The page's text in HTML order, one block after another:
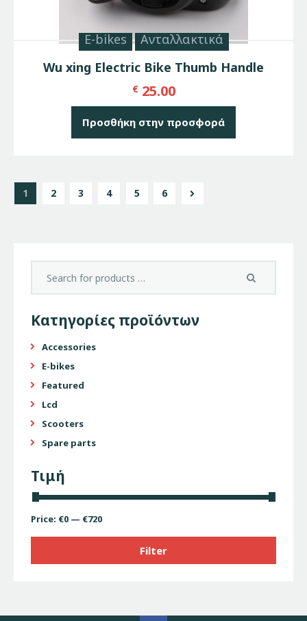
E-bikes
Ανταλλακτικά
Wu xing Electric Bike Thumb Handle
€ 25.00
Προσθήκη στην προσφορά
1 2 3 4 5 6
Κατηγορίες προϊόντων
Accessories
E-bikes
Featured
Lcd
Scooters
Spare parts
Τιμή
Filter
Price: €0 — €720